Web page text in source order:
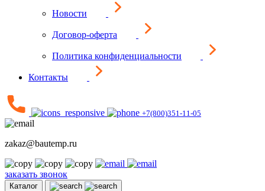
Новости
Договор-оферта
Политика конфиденциальности
Контакты
+7(800)351-11-05
zakaz@bautemp.ru
заказать звонок
Каталог